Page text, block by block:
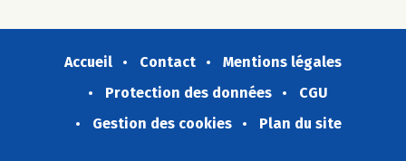
Accueil Contact
Mentions légales
Protection des données
CGU
Gestion des cookies
Plan du site